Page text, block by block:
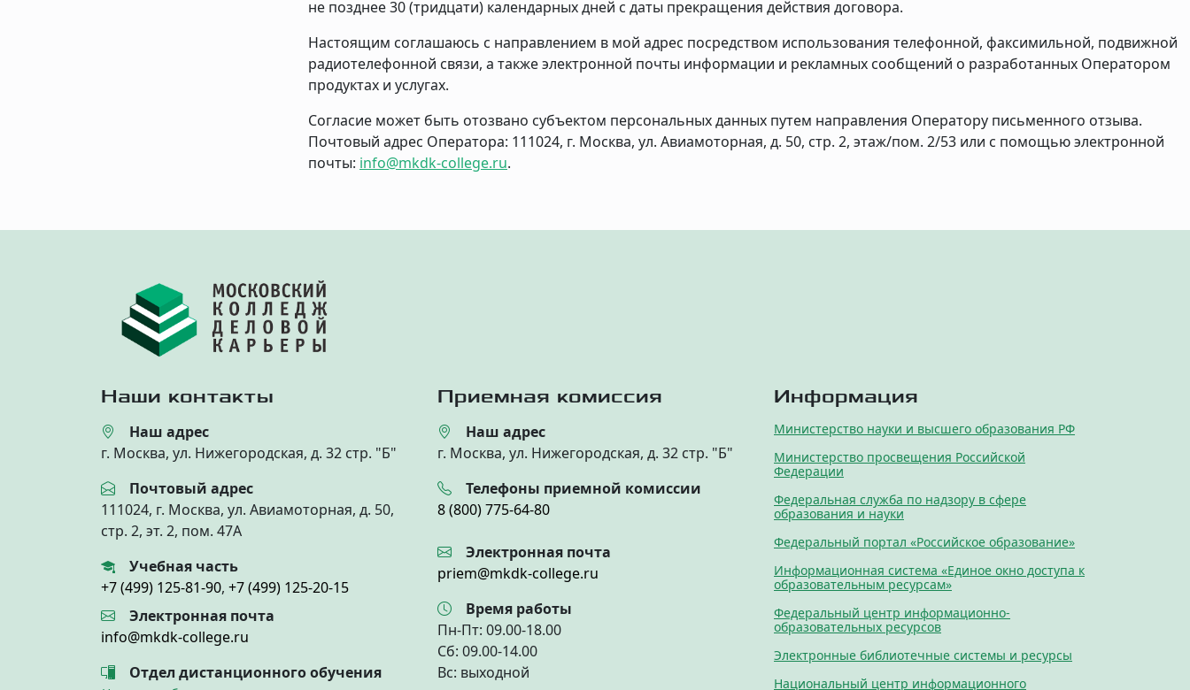
не позднее 30 (тридцати) календарных дней с даты прекращения действия договора.
Настоящим соглашаюсь с направлением в мой адрес посредством использования телефонной, факсимильной, подвижной
радиотелефонной связи, а также электронной почты информации и рекламных сообщений о разработанных Оператором
продуктах и услугах.
Согласие может быть отозвано субъектом персональных данных путем направления Оператору письменного отзыва.
Почтовый адрес Оператора: 111024, г. Москва, ул. Авиамоторная, д. 50, стр. 2, этаж/пом. 2/53 или с помощью электронной
почты: info@mkdk-college.ru.
Наши контакты
Наш адрес
г. Москва, ул. Нижегородская, д. 32 стр. "Б"
Почтовый адрес
111024, г. Москва, ул. Авиамоторная, д. 50,
стр. 2, эт. 2, пом. 47А
Учебная часть
+7 (499) 125-81-90, +7 (499) 125-20-15
Электронная почта
info@mkdk-college.ru
Отдел дистанционного обучения
Приемная комиссия
Наш адрес
г. Москва, ул. Нижегородская, д. 32 стр. "Б"
Телефоны приемной комиссии
8 (800) 775-64-80
Электронная почта
priem@mkdk-college.ru
Время работы
Пн-Пт: 09.00-18.00
Cб: 09.00-14.00
Вс: выходной
Информация
Министерство науки и высшего образования РФ
Министерство просвещения Российской
Федерации
Федеральная служба по надзору в сфере
образования и науки
Федеральный портал «Российское образование»
Информационная система «Единое окно доступа к
образовательным ресурсам»
Федеральный центр информационно-
образовательных ресурсов
Электронные библиотечные системы и ресурсы
Национальный центр информационного